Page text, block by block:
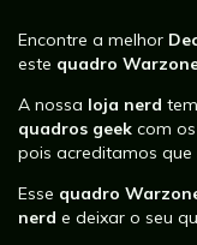
Encontre a melhor
este quadro
A nossa loja nerd tem
quadros geek com
pois acreditamos que
Esse quadro
nerd e deixar o seu